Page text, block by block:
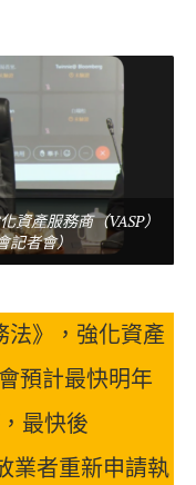
產服務商（VASP）
者會）
法》，強化資產
預計最快明年
最快後
業者重新申請執